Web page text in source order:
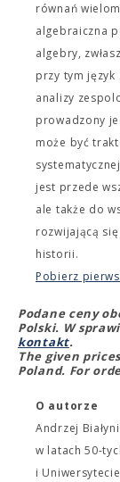
równań
algebraiczna
algebry,
przy tym
analizy
prowadzony
może być
jest przede
ale także do
rozwijającą
historii.
Pobierz
Podane ceny
Polski. W
kontakt.
The given
Poland. For
O autorze
Andrzej
w latach 50-
i